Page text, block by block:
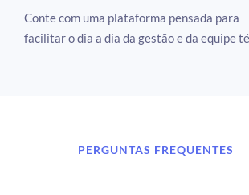
Conte com uma plataforma pensada para
facilitar o dia a dia da gestão e da equipe
PERGUNTAS FREQUENTES